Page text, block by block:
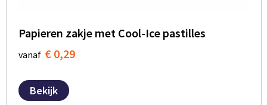
Papieren zakje met Cool-Ice pastilles
vanaf € 0,29
Bekijk